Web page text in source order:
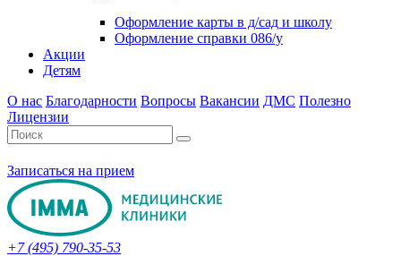
Оформление карты в д/сад и школу
Оформление справки 086/у
Акции
Детям
О нас Благодарности Вопросы Вакансии ДМС Полезно
Лицензии
Записаться на прием
+7 (495) 790-35-53